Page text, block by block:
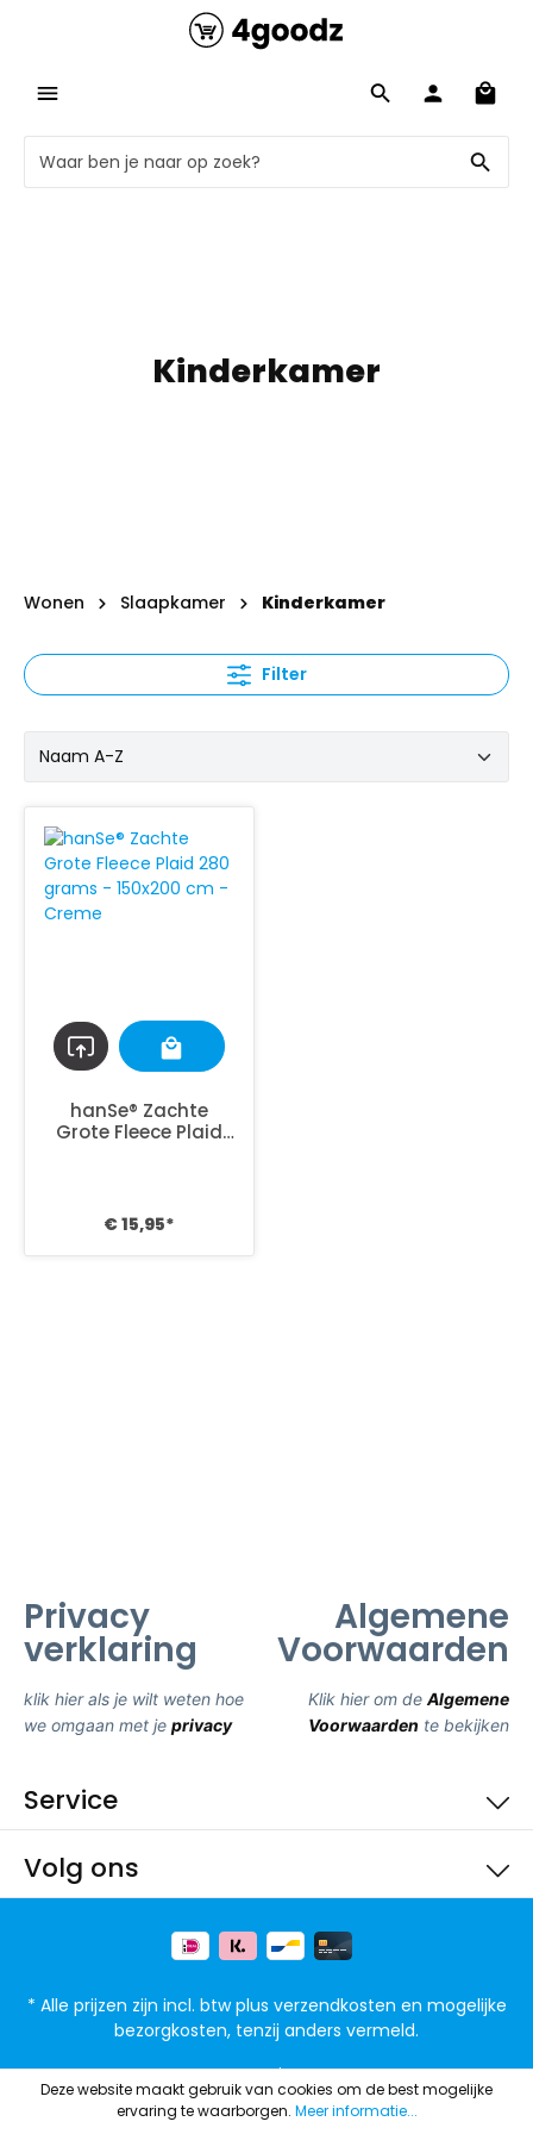
Kinderkamer
Wonen Slaapkamer Kinderkamer
Filter
hanSe® Zachte
Grote Fleece Plaid
€ 15,95*
Privacy
verklaring
klik hier als je wilt weten hoe
we omgaan met je privacy
Algemene
Voorwaarden
Klik hier om de Algemene
Voorwaarden te bekijken
Volg ons
Service
* Alle prijzen zijn incl. btw plus verzendkosten en mogelijke
bezorgkosten, tenzij anders vermeld.
© 2021 4goodz
FAQ Privacy
Deze website maakt gebruik van cookies om de best mogelijke
ervaring te waarborgen. Meer informatie...